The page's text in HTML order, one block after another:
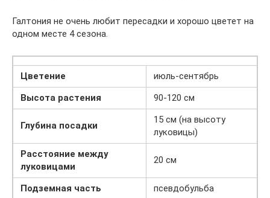
Галтония не очень любит пересадки и хорошо цветет на
одном месте 4 сезона.
Цветение
июль-сентябрь
Высота растения
90-120 см
Глубина посадки
15 см (на высоту
луковицы)
Расстояние между
луковицами
20 см
Подземная часть
псевдобульба